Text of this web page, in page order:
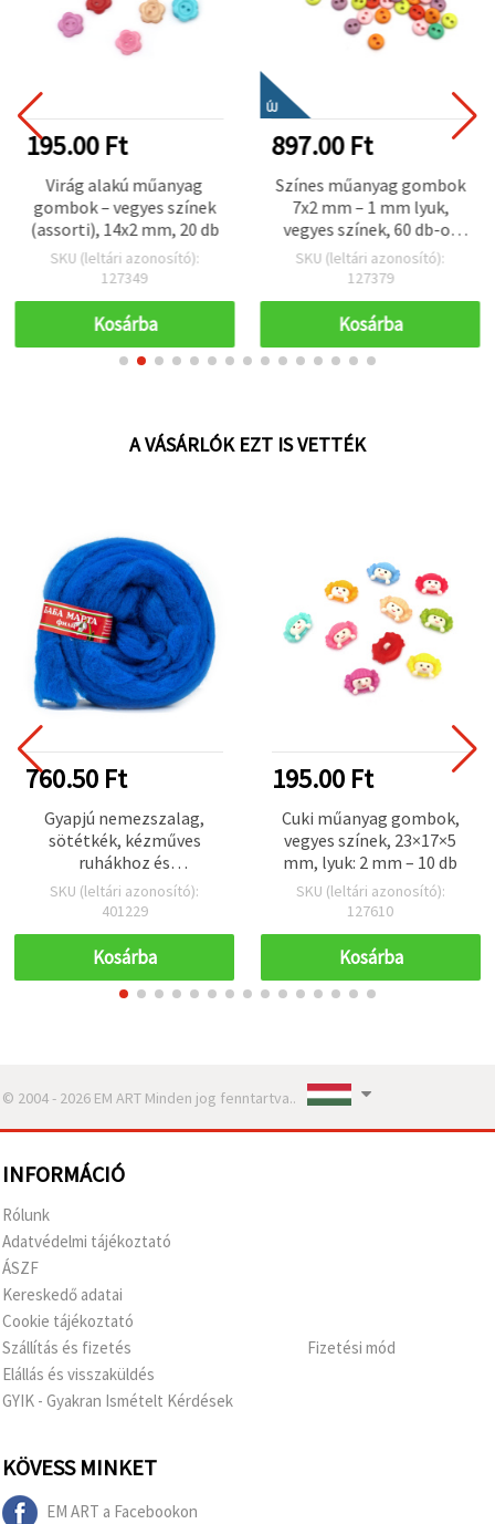
195.00 Ft
Virág alakú műanyag
gombok – vegyes színek
(assorti), 14x2 mm, 20 db
SKU (leltári azonosító):
127349
Kosárba
ÚJ
897.00 Ft
Színes műanyag gombok
7x2 mm – 1 mm lyuk,
vegyes színek, 60 db-os
készlet varráshoz,
scrapbookinghoz és
projektekhez
SKU (leltári azonosító):
127379
Kosárba
A VÁSÁRLÓK EZT IS VETTÉK
760.50 Ft
Gyapjú nemezszalag,
sötétkék, kézműves
ruhákhoz és
kiegészítőkhöz, 50 g ~ 1,8
m
SKU (leltári azonosító):
401229
Kosárba
195.00 Ft
Cuki műanyag gombok,
vegyes színek, 23×17×5
mm, lyuk: 2 mm – 10 db
SKU (leltári azonosító):
127610
Kosárba
© 2004 - 2026 EM ART Minden jog fenntartva..
INFORMÁCIÓ
Rólunk
Adatvédelmi tájékoztató
ÁSZF
Kereskedő adatai
Cookie tájékoztató
Szállítás és fizetés
Elállás és visszaküldés
GYIK - Gyakran Ismételt Kérdések
Fizetési mód
KÖVESS MINKET
EM ART a Facebookon